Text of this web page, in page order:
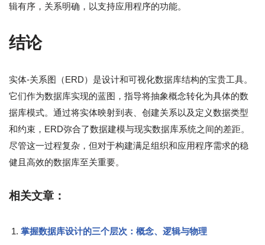
辑有序，关系明确，以支持应用程序的功能。
结论
实体-关系图（ERD）是设计和可视化数据库结构的宝贵工具。
它们作为数据库实现的蓝图，指导将抽象概念转化为具体的数
据库模式。通过将实体映射到表、创建关系以及定义数据类型
和约束，ERD弥合了数据建模与现实数据库系统之间的差距。
尽管这一过程复杂，但对于构建满足组织和应用程序需求的稳
健且高效的数据库至关重要。
相关文章：
掌握数据库设计的三个层次：概念、逻辑与物理